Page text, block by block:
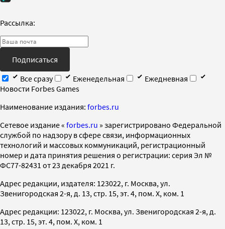
Рассылка:
Подписаться
Все сразу
Еженедельная
Ежедневная
Новости Forbes Games
Наименование издания: forbes.ru
Cетевое издание « forbes.ru » зарегистрировано Федеральной
службой по надзору в сфере связи, информационных
технологий и массовых коммуникаций, регистрационный
номер и дата принятия решения о регистрации: серия Эл №
ФС77-82431 от 23 декабря 2021 г.
Адрес редакции, издателя: 123022, г. Москва, ул.
Звенигородская 2-я, д. 13, стр. 15, эт. 4, пом. X, ком. 1
Адрес редакции: 123022, г. Москва, ул. Звенигородская 2-я, д.
13, стр. 15, эт. 4, пом. X, ком. 1